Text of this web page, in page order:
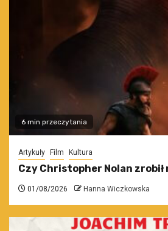
6 min przeczytania
Artykuły Film Kultura
Czy Christopher Nolan zrobił
01/08/2026 Hanna Wiczkowska